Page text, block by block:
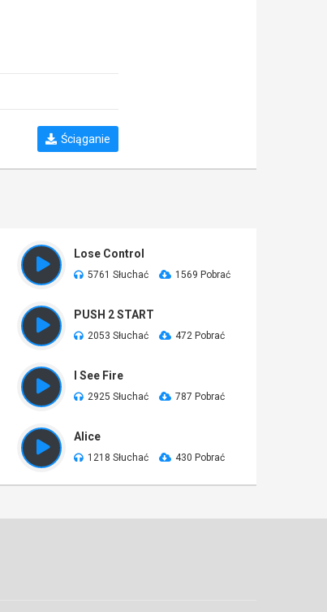
Ściąganie
Lose Control
5761 Słuchać 1569 Pobrać
PUSH 2 START
2053 Słuchać 472 Pobrać
I See Fire
2925 Słuchać 787 Pobrać
Alice
1218 Słuchać 430 Pobrać